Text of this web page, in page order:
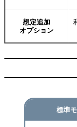
想定追加
オプション
標準